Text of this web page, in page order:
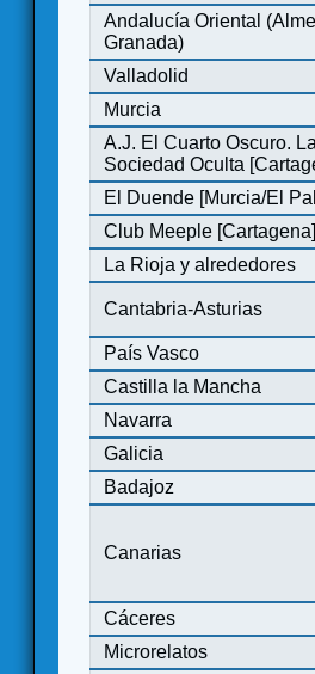
Andalucía Oriental
Granada)
Valladolid
Murcia
A.J. El Cuarto Oscuro. La
Sociedad Oculta
El Duende [Murcia/El
Club Meeple [Cartagena]
La Rioja y alrededores
Cantabria-Asturias
País Vasco
Castilla la Mancha
Navarra
Galicia
Badajoz
Canarias
Cáceres
Microrelatos